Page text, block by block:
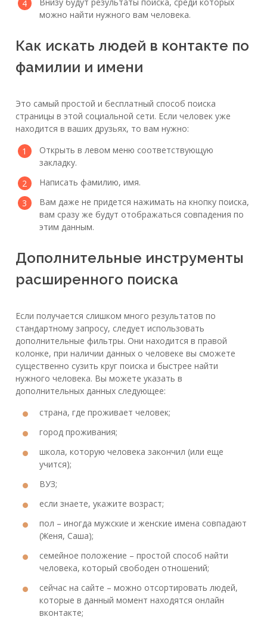
Внизу будут результаты поиска, среди которых
можно найти нужного вам человека.
Как искать людей в контакте по
фамилии и имени
Это самый простой и бесплатный способ поиска
страницы в этой социальной сети. Если человек уже
находится в ваших друзьях, то вам нужно:
Открыть в левом меню соответствующую
закладку.
Написать фамилию, имя.
Вам даже не придется нажимать на кнопку поиска,
вам сразу же будут отображаться совпадения по
этим данным.
Дополнительные инструменты
расширенного поиска
Если получается слишком много результатов по
стандартному запросу, следует использовать
дополнительные фильтры. Они находится в правой
колонке, при наличии данных о человеке вы сможете
существенно сузить круг поиска и быстрее найти
нужного человека. Вы можете указать в
дополнительных данных следующее:
страна, где проживает человек;
город проживания;
школа, которую человека закончил (или еще
учится);
ВУЗ;
если знаете, укажите возраст;
пол – иногда мужские и женские имена совпадают
(Женя, Саша);
семейное положение – простой способ найти
человека, который свободен отношений;
сейчас на сайте – можно отсортировать людей,
которые в данный момент находятся онлайн
вконтакте;